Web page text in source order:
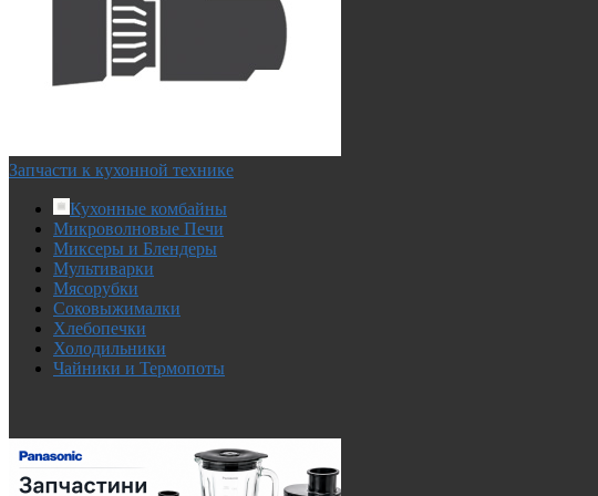
Запчасти к кухонной технике
Кухонные комбайны
Микроволновые Печи
Миксеры и Блендеры
Мультиварки
Мясорубки
Соковыжималки
Хлебопечки
Холодильники
Чайники и Термопоты